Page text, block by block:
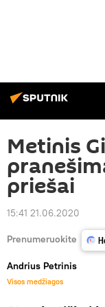
Metinis
priešai
15:41 21.06.2020
Prenumeruokite
Andrius Petrinis
Visos medžiagos